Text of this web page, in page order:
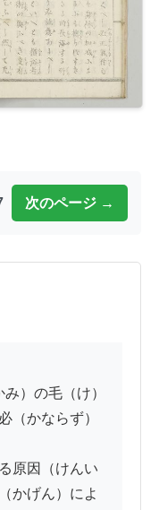
次のページ →
（かならず）
原因（けんい
かげん）によ